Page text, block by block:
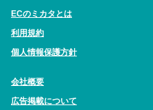
ECのミカタとは
利用規約
個人情報保護方針
会社概要
広告掲載について